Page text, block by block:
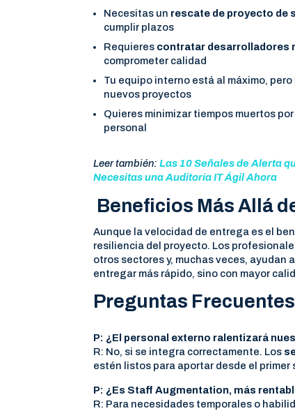
Necesitas un rescate de proyecto de
cumplir plazos
Requieres contratar desarrolladores
comprometer calidad
Tu equipo interno está al máximo,
nuevos proyectos
Quieres minimizar tiempos muertos
personal
Leer también:Las 10 Señales de Alerta
Necesitas una Auditoría IT Ágil Ahora
Beneficios Más Allá
Aunque la velocidad de entrega es el
resiliencia del proyecto. Los
otros sectores y, muchas veces, ayudan
entregar más rápido, sino con mayor
Preguntas Frecuentes
P: ¿El personal externo ralentizará
R: No, si se integra correctamente. Los
estén listos para aportar desde el primer
P: ¿Es Staff Augmentation, más
R: Para necesidades temporales o